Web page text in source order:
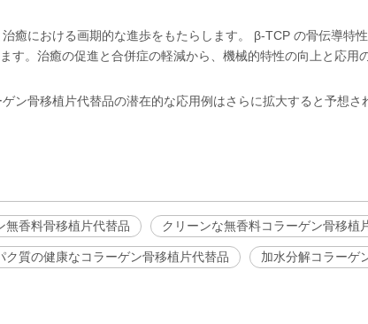
癒における画期的な進歩をもたらします。 β-TCP の骨伝導特
す。治癒の促進と合併症の軽減から、機械的特性の向上と応
ン骨移植片代替品の潜在的な応用例はさらに拡大すると予想
無香料骨移植片代替品 クリーンな無香料コラーゲン骨移植
ク質の健康なコラーゲン骨移植片代替品 加水分解コラーゲ